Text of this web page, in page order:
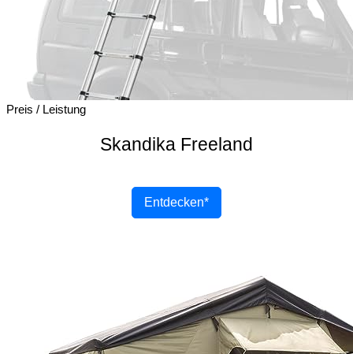
Preis / Leistung
Skandika Freeland
Entdecken*